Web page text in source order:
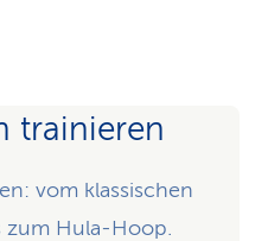
trainieren
vom klassischen
zum Hula-Hoop.